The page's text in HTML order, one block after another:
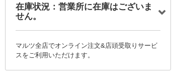
在庫状況：営業所に在庫はございま
せん。
マルツ全店でオンライン注文&店頭受取りサービ
スをご利用いただけます。